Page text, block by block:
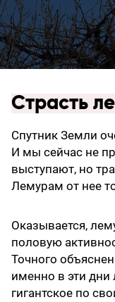
Страсть
Спутник Земли
И мы сейчас не
выступают, но
Лемурам от нее
Оказывается,
половую
Точного
именно в эти дни
гигантское по